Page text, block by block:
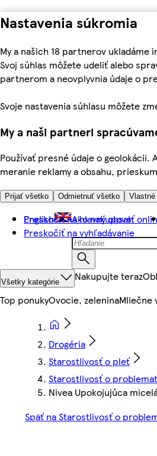
Nastavenia súkromia
My a našich 18 partnerov
Svoj súhlas môžete udeliť alebo
partnerom a neovplyvnia údaje o
Svoje nastavenia súhlasu môžete
My a naši partneri
Používať presné údaje o geolokácii.
meranie reklamy a obsahu,
Prijať všetko Odmietnuť všetko Vlastné
Preskočiť na hlavný obsah
Preskočiť na vyhľadávanie
English Ako nakupovať
Všetky kategórie Nakupujte teraz
Top ponukyOvocie, zeleninaMliečne
Drogéria
Starostlivosť o pleť
Starostlivosť o
Nivea Upokojujúca
Späť na Starostlivosť o